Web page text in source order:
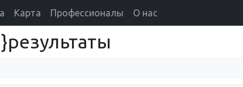
Карта Профессионалы О нас